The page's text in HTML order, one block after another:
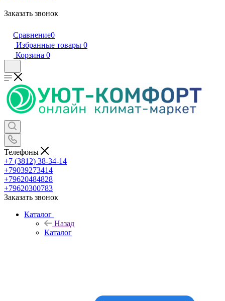
Заказать звонок
Сравнение0
Избранные товары 0
Корзина 0
Телефоны
+7 (3812) 38-34-14
+79039273414
+79620484828
+79620300783
Заказать звонок
Каталог
Назад
Каталог